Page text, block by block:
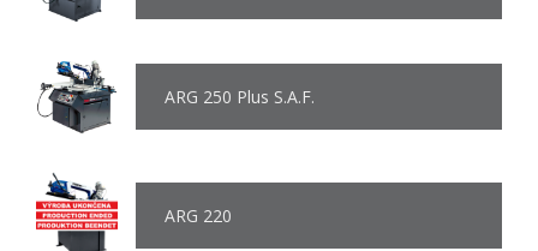
ARG 250 Plus S.A.F.
ARG 220